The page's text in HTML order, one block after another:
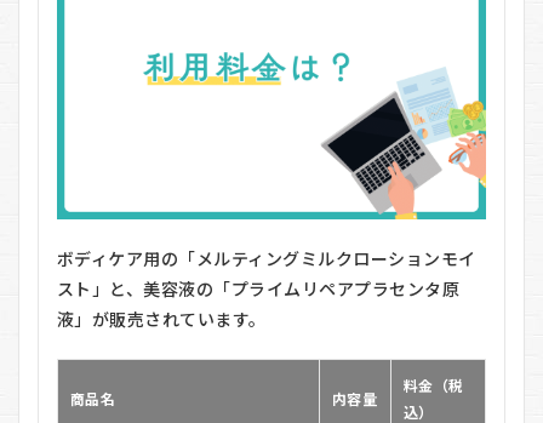
ボディケア用の「メルティングミルクローションモイ
スト」と、美容液の「プライムリペアプラセンタ原
液」が販売されています。
商品名 内容量
料金（税
込）